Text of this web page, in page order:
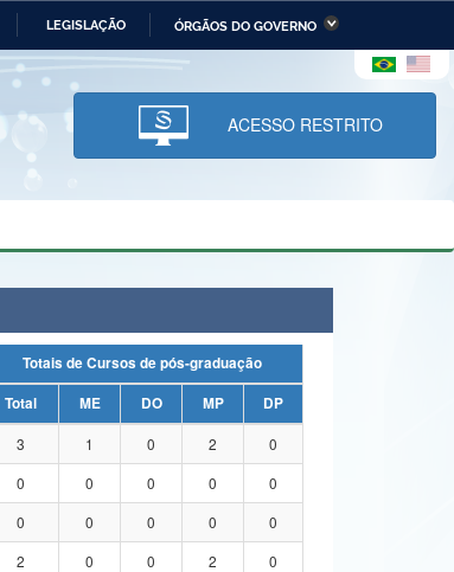
LEGISLAÇÃO ÓRGÃOS DO GOVERNO
Ministério da Infraestrutura
Ministério da Ciência,
Tecnologia, Inovações e
Comunicações
ACESSO RESTRITO
Totais de Cursos de pós-graduação
Total ME DO MP
DP
3 1 0 2
0
0 0 0 0
0
0 0 0 0
0
2 0 0 2
0